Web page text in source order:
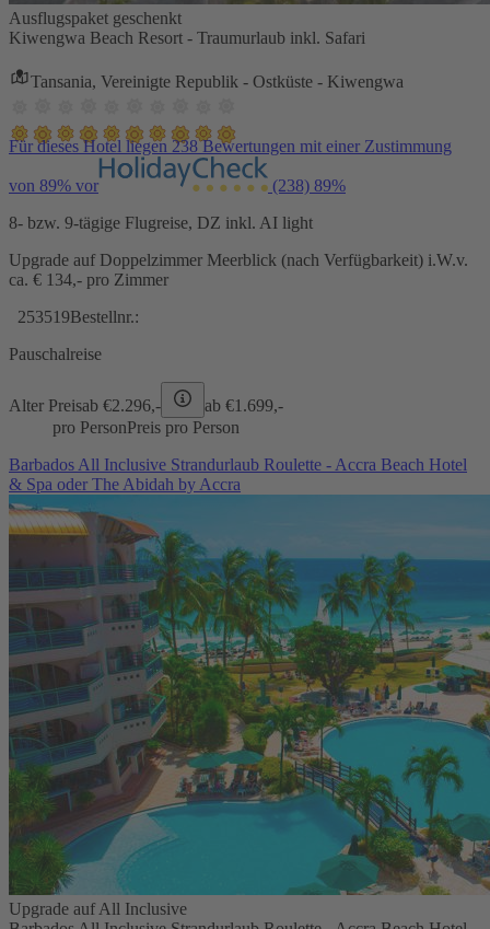
Ausflugspaket geschenkt
Kiwengwa Beach Resort - Traumurlaub inkl. Safari
Tansania, Vereinigte Republik - Ostküste - Kiwengwa
Für dieses Hotel liegen 238 Bewertungen mit einer Zustimmung
von 89% vor (238) 89%
8- bzw. 9-tägige Flugreise, DZ inkl. AI light
Upgrade auf Doppelzimmer Meerblick (nach Verfügbarkeit) i.W.v.
ca. € 134,- pro Zimmer
253519Bestellnr.:
Pauschalreise
Alter Preisab €2.296,- ab €1.699,-
pro PersonPreis pro Person
Barbados All Inclusive Strandurlaub Roulette - Accra Beach Hotel
& Spa oder The Abidah by Accra
Upgrade auf All Inclusive